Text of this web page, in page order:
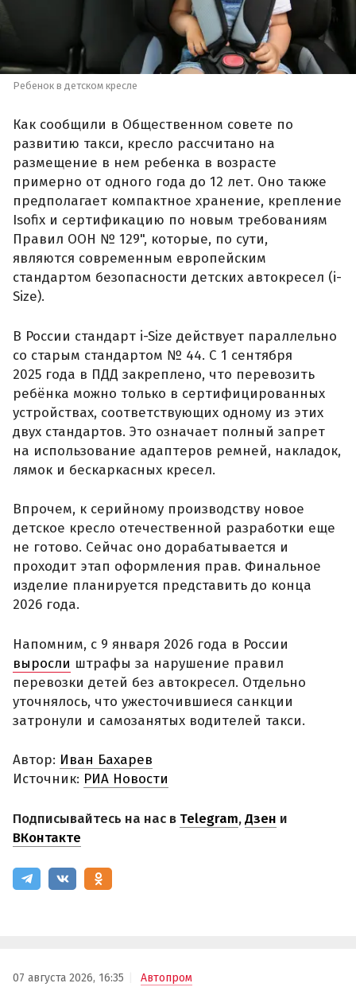
Ребенок в детском кресле
Как сообщили в Общественном совете по
развитию такси, кресло рассчитано на
размещение в нем ребенка в возрасте
примерно от одного года до 12 лет. Оно также
предполагает компактное хранение, крепление
Isofix и сертификацию по новым требованиям
Правил ООН № 129", которые, по сути,
являются современным европейским
стандартом безопасности детских автокресел (i-
Size).
В России стандарт i-Size действует параллельно
со старым стандартом № 44. С 1 сентября
2025 года в ПДД закреплено, что перевозить
ребёнка можно только в сертифицированных
устройствах, соответствующих одному из этих
двух стандартов. Это означает полный запрет
на использование адаптеров ремней, накладок,
лямок и бескаркасных кресел.
Впрочем, к серийному производству новое
детское кресло отечественной разработки еще
не готово. Сейчас оно дорабатывается и
проходит этап оформления прав. Финальное
изделие планируется представить до конца
2026 года.
Напомним, с 9 января 2026 года в России
выросли штрафы за нарушение правил
перевозки детей без автокресел. Отдельно
уточнялось, что ужесточившиеся санкции
затронули и самозанятых водителей такси.
Автор: Иван Бахарев
Источник: РИА Новости
Подписывайтесь на нас в Telegram,Дзен и
ВКонтакте
07 августа 2026, 16:35 Автопром